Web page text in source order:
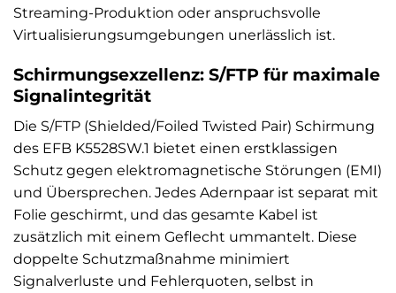
Streaming-Produktion oder anspruchsvolle
Virtualisierungsumgebungen unerlässlich ist.
Schirmungsexzellenz: S/FTP für maximale
Signalintegrität
Die S/FTP (Shielded/Foiled Twisted Pair) Schirmung
des EFB K5528SW.1 bietet einen erstklassigen
Schutz gegen elektromagnetische Störungen (EMI)
und Übersprechen. Jedes Adernpaar ist separat mit
Folie geschirmt, und das gesamte Kabel ist
zusätzlich mit einem Geflecht ummantelt. Diese
doppelte Schutzmaßnahme minimiert
Signalverluste und Fehlerquoten, selbst in